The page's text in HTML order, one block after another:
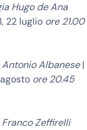
Hugo de Ana
22 luglio ore 21.00
Antonio Albanese|
ore 20.45
Franco Zeffirelli